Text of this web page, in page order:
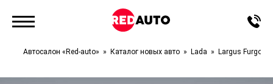
Автосалон «Red-auto» Каталог новых авто Lada Largus Furgon